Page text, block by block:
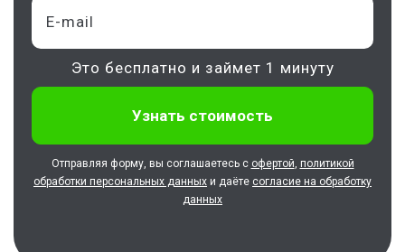
Это бесплатно и займет 1 минуту
Отправляя форму, вы соглашаетесь с офертой политикой
обработки персональных данных и даёте согласие на обработку
данных